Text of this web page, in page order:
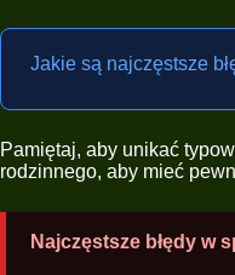
Jakie są najczęstsze
Pamiętaj, aby unikać
rodzinnego, aby mieć
Najczęstsze błędy w